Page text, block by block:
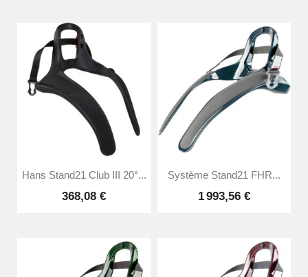
Hans Stand21 Club III 20°...
368,08 €
Système Stand21 FHR...
1 993,56 €